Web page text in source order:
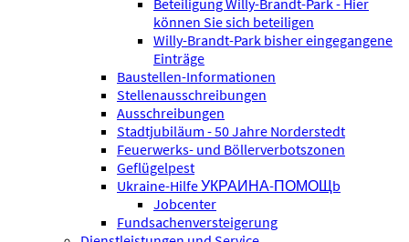
Beteiligung Willy-Brandt-Park - Hier
können Sie sich beteiligen
Willy-Brandt-Park bisher eingegangene
Einträge
Baustellen-Informationen
Stellenausschreibungen
Ausschreibungen
Stadtjubiläum - 50 Jahre Norderstedt
Feuerwerks- und Böllerverbotszonen
Geflügelpest
Ukraine-Hilfe УКРАИНА-ПОМОЩb
Jobcenter
Fundsachenversteigerung